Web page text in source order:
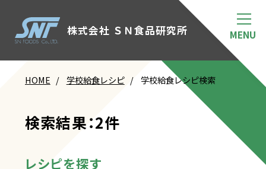
株式会社 ＳＮ食品研究所
HOME 学校給食レシピ 学校給食レシピ検索
検索結果：2件
レシピを探す